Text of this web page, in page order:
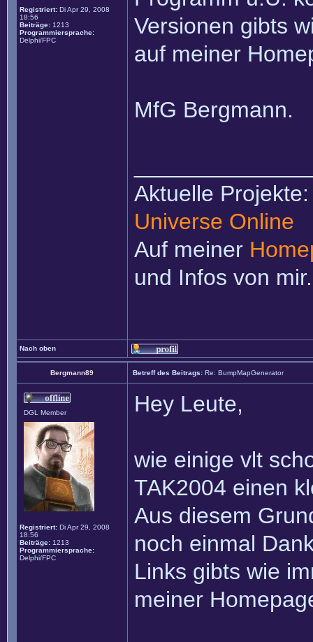
Registriert: Di Apr 29, 2008
18:56
Beiträge: 1213
Programmiersprache:
Delphi/FPC
Versionen gibts
auf meiner
MfG Bergmann.
Aktuelle
Universe Online
Auf meiner
und Infos von mir.
Nach oben
Bergmann89 Betreff des Beitrags: Re: BumpMapGenerator
DGL Member
Registriert: Di Apr 29, 2008
18:56
Beiträge: 1213
Programmiersprache:
Delphi/FPC
Hey Leute,
wie einige vlt
TAK2004 einen
Aus diesem
noch einmal
Links gibts wie
meiner